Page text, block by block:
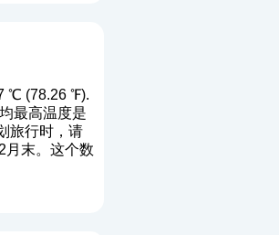
℃ (78.26 ℉).
最高温度是
旅行时，请
月末。这个数